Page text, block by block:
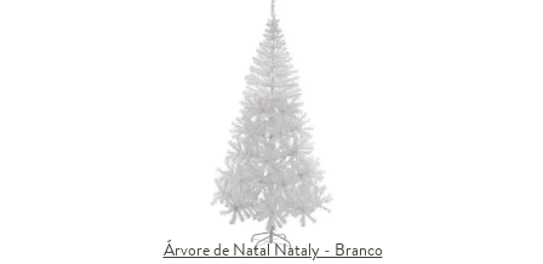
Árvore de Natal Nataly - Branco